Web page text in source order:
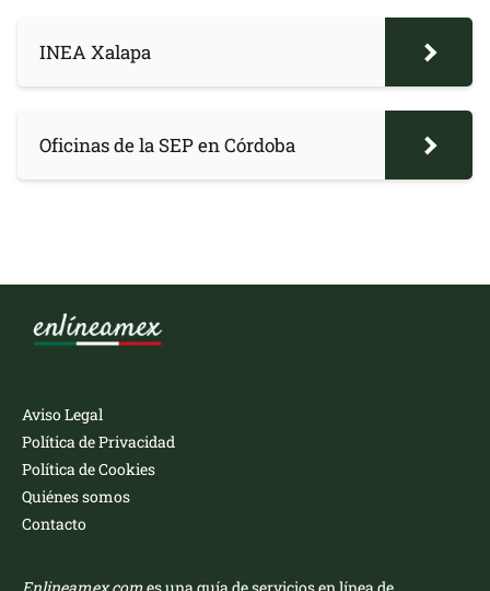
INEA Xalapa
Oficinas de la SEP en Córdoba
Aviso Legal
Política de Privacidad
Política de Cookies
Quiénes somos
Contacto